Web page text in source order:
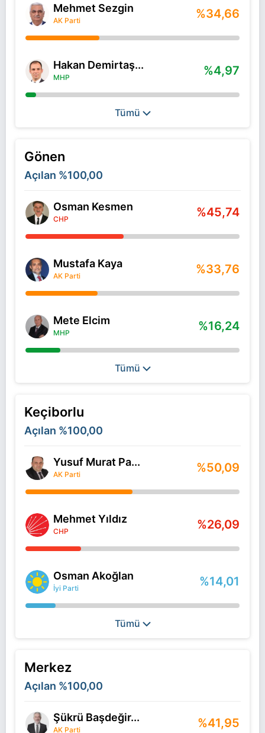
Mehmet Sezgin
AK Parti %34,66
Hakan Demirtaş...
MHP %4,97
Tümü
Gönen
Açılan %100,00
Osman Kesmen
CHP %45,74
Mustafa Kaya
AK Parti %33,76
Mete Elcim
MHP %16,24
Tümü
Keçiborlu
Açılan %100,00
Yusuf Murat Pa...
AK Parti %50,09
Mehmet Yıldız
CHP %26,09
Osman Akoğlan
İyi Parti %14,01
Tümü
Merkez
Açılan %100,00
Şükrü Başdeğir...
AK Parti %41,95